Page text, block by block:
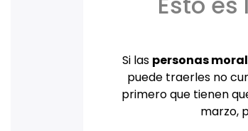
Si las personas
puede traerles no
primero que tienen
marzo,